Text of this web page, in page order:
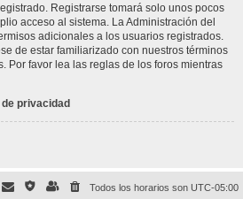
Registrarse tomará solo unos pocos
acceso al sistema. La Administración del
adicionales a los usuarios registrados.
de estar familiarizado con nuestros términos
Por favor lea las reglas de los foros mientras
privacidad
Todos los horarios son UTC-05:00